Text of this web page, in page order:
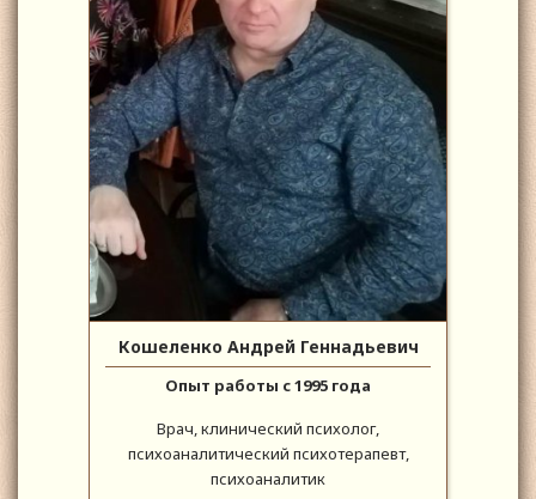
Кошеленко Андрей Геннадьевич
Опыт работы с 1995 года
Врач, клинический психолог,
психоаналитический психотерапевт,
психоаналитик